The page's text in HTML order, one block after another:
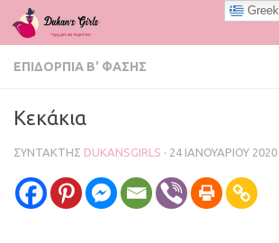
Skip to content
ΕΠΙΔΌΡΠΙΑ Β' ΦΆΣΗΣ
Κεκάκια
ΣΥΝΤΆΚΤΗΣ DUKANSGIRLS · 24 ΙΑΝΟΥΑΡΊΟΥ 2020
Greek